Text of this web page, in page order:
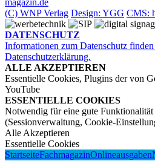
magazin.de
(C) WNP Verlag Design: YGG CMS:
DATENSCHUTZ
Informationen zum Datenschutz
Datenschutzerklärung.
ALLE AKZEPTIEREN
Essentielle Cookies, Plugins der von
YouTube
ESSENTIELLE COOKIES
Notwendig für eine gute Funktionalität
(Sessionverwaltung, Cookie-
Alle Akzeptieren
Essentielle Cookies
StartseiteFachmagazinOnlineausgaben